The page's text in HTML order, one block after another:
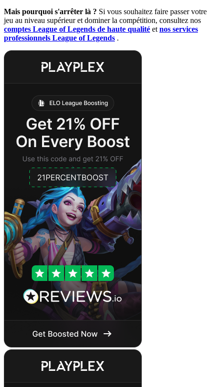
Mais pourquoi s'arrêter là ? Si vous souhaitez faire passer votre
jeu au niveau supérieur et dominer la compétition, consultez nos
comptes League of Legends de haute qualité et nos services
professionnels League of Legends .